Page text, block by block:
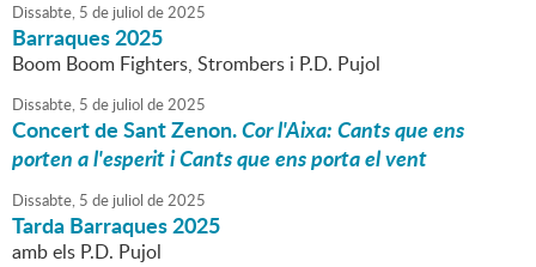
Dissabte, 5 de juliol de2025
Barraques 2025
Boom Boom Fighters, Strombers i P.D. Pujol
Dissabte, 5 de juliol de2025
Concert de Sant Zenon.Cor l'Aixa: Cants que ens
porten a l'esperit i Cants que ens porta el vent
Dissabte, 5 de juliol de2025
Tarda Barraques 2025
amb els P.D. Pujol